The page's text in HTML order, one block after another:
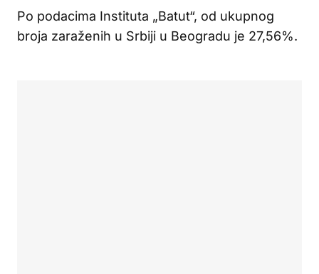
Po podacima Instituta „Batut“, od ukupnog
broja zaraženih u Srbiji u Beogradu je 27,56%.